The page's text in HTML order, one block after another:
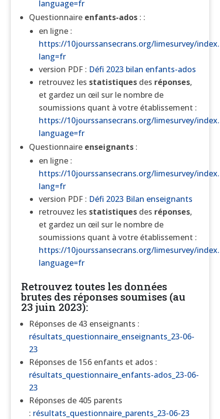
language=fr
Questionnaire enfants-ados: :
en ligne :
https://10jourssansecrans.org/limesurvey/
lang=fr
version PDF : Défi 2023 bilan enfants-ados
retrouvez les statistiquesdes réponses,
et gardez un œil sur le nombre de
soumissions quant à votre établissement :
https://10jourssansecrans.org/limesurvey/
language=fr
Questionnaire enseignants:
en ligne :
https://10jourssansecrans.org/limesurvey/
lang=fr
version PDF : Défi 2023 Bilan enseignants
retrouvez les statistiquesdes réponses,
et gardez un œil sur le nombre de
soumissions quant à votre établissement :
https://10jourssansecrans.org/limesurvey/
language=fr
Retrouvez toutes les données
brutes des réponses soumises (au
23 juin 2023):
Réponses de 43 enseignants :
résultats_questionnaire_enseignants_23-06-
23
Réponses de 156 enfants et ados :
résultats_questionnaire_enfants-ados_23-06-
23
Réponses de 405 parents
: résultats_questionnaire_parents_23-06-23